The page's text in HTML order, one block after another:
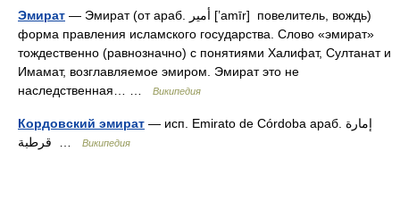
Эмират — Эмират (от араб. أمیر‎‎ [’amīr] повелитель, вождь)
форма правления исламского государства. Слово «эмират»
тождественно (равнозначно) с понятиями Халифат, Султанат и
Имамат, возглавляемое эмиром. Эмират это не
наследственная… …
Википедия
Кордовский эмират — исп. Emirato de Córdoba араб. إمارة
Википедия